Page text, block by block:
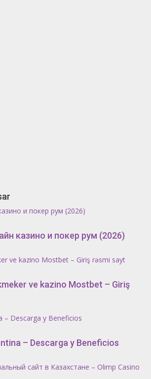
и покер рум (2026)
казино и покер рум (2026)
ve kazino Mostbet – Giriş rəsmi sayt
ve kazino Mostbet – Giriş
– Descarga y Beneficios
– Descarga y Beneficios
сайт в Казахстане – Olimp Casino